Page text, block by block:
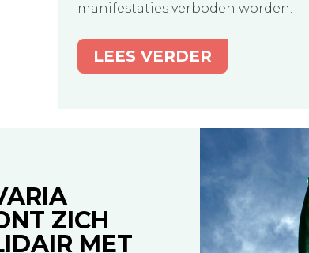
manifestaties verboden worden.
LEES VERDER
ZICH
MET